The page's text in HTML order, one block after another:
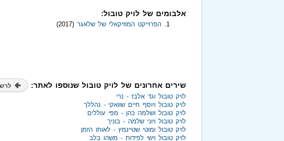
אלבומים של לויק טובול:
הפרוייקט המוזיקאלי של שלאגר (2017)
שירים אחרונים של לויק טובול שנוספו לאתר:
לויק טובול וגד אלבז - נרי
לויק טובול ויוסף חיים שוואקי - נהללך
לויק טובול ושלמה כהן - מפי עוללים
לויק טובול ויוני שלמה - בוניך
לויק טובול ומוטי שטיינמץ - לאותו הזמן
לויק טובול וישי לפידות - משהו בלב